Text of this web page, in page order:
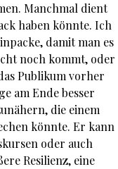
Manchmal dient
haben könnte. Ich
damit man es
noch kommt, oder
Publikum vorher
am Ende besser
die einem
könnte. Er kann
oder auch
Resilienz, eine